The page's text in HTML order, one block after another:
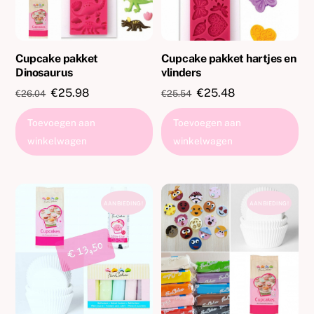
Cupcake pakket
Dinosaurus
€26.04 Oorspronkelijke
prijs
was:
€26.04.
€25.98Huidige
prijs
is:
Toevoegen aan
winkelwagen
Cupcake pakket hartjes en
vlinders
€25.54 Oorspronkelijke
prijs
was:
€25.54.
€25.48Huidige
prijs
is:
Toevoegen aan
winkelwagen
AANBIEDING! AANBIEDING!